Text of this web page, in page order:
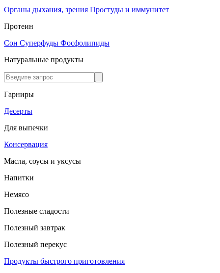
Органы дыхания, зрения Простуды и иммунитет
Протеин
Сон Суперфуды Фосфолипиды
Натуральные продукты
Гарниры
Десерты
Для выпечки
Консервация
Масла, соусы и уксусы
Напитки
Немясо
Полезные сладости
Полезный завтрак
Полезный перекус
Продукты быстрого приготовления